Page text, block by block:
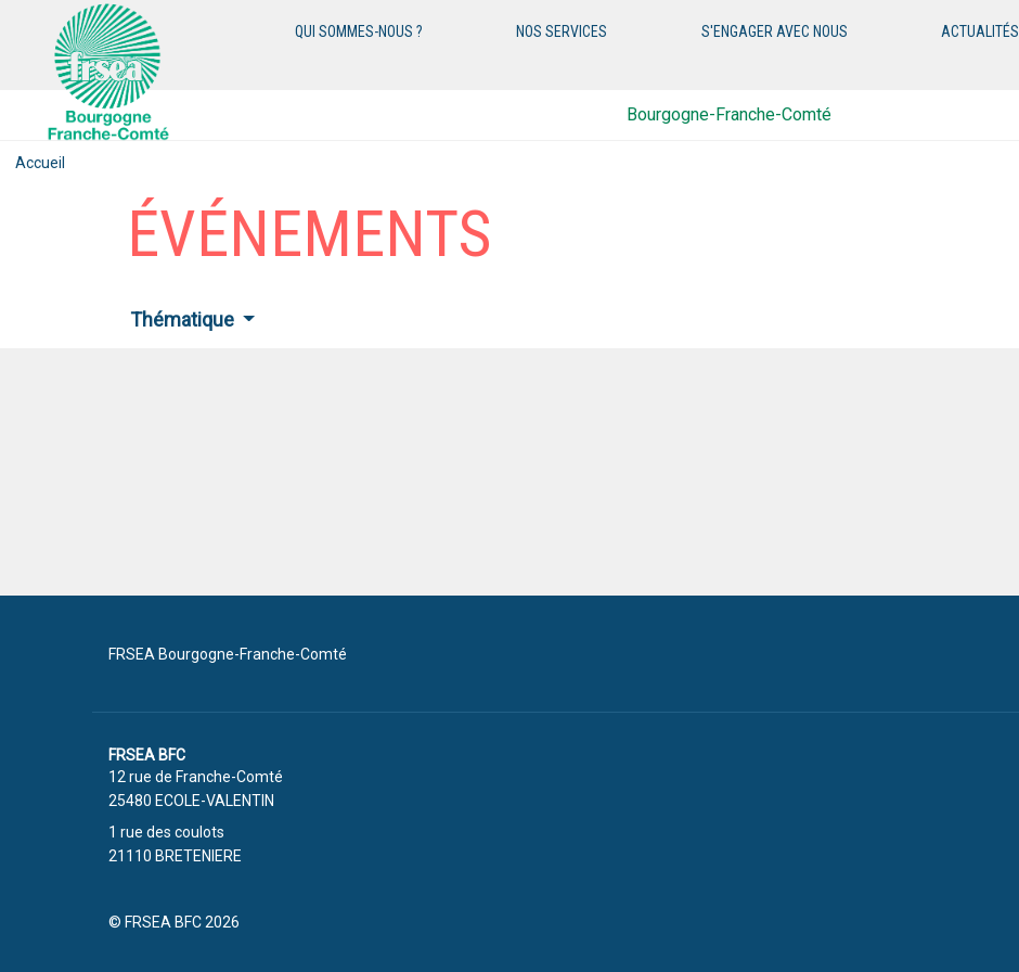
QUI SOMMES-NOUS ? NOS SERVICES S'ENGAGER AVEC NOUS ACTUALITÉS
Bourgogne-Franche-Comté
Accueil
ÉVÉNEMENTS
Thématique
FRSEA Bourgogne-Franche-Comté
FRSEA BFC
12 rue de Franche-Comté
25480 ECOLE-VALENTIN
1 rue des coulots
21110 BRETENIERE
© FRSEA BFC 2026